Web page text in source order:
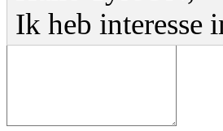
Ik heb interesse